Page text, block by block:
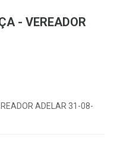
- VEREADOR
ADELAR 31-08-